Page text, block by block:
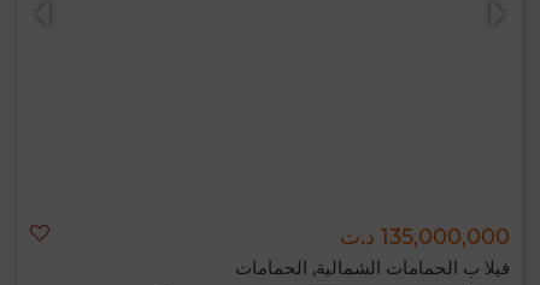
135,000,000 د.ت
فيلا ب الحمامات الشمالية, الحمامات